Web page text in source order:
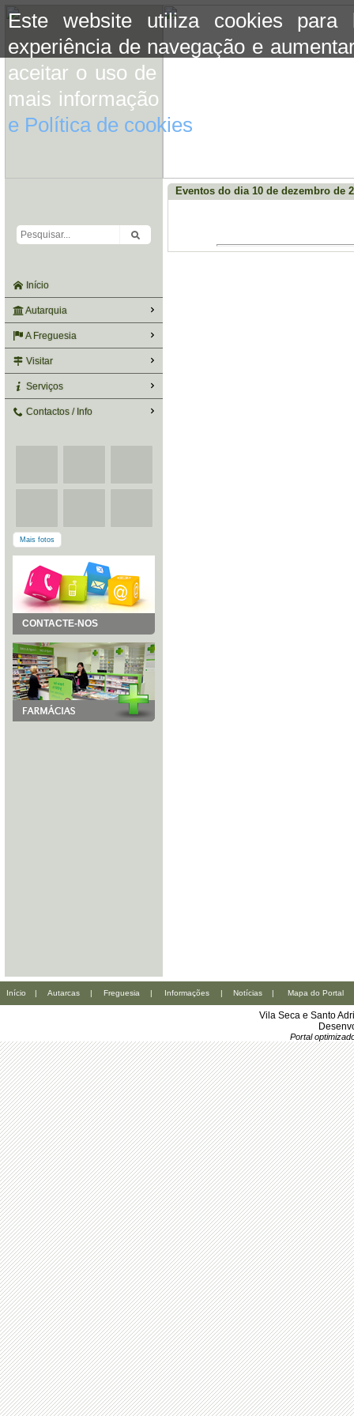
Este website utiliza cookies para
experiência de navegação e
aceitar o uso de cookies basta
mais informação consulte a
e Política de cookies
Início
Autarquia
A Freguesia
Visitar
Serviços
Contactos / Info
Mais fotos
CONTACTE-NOS
Eventos do dia 10 de dezembro de
Início | Autarcas | Freguesia | Informações | Notícias | Mapa do Portal
Vila Seca e Santo
Portal